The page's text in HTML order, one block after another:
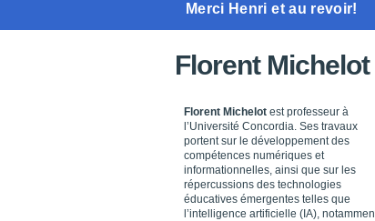
Merci Henri et au revoir!
Florent Michelot
Florent Michelot est professeur à
l’Université Concordia. Ses travaux
portent sur le développement des
compétences numériques et
informationnelles, ainsi que sur les
répercussions des technologies
éducatives émergentes telles que
l’intelligence artificielle (IA),